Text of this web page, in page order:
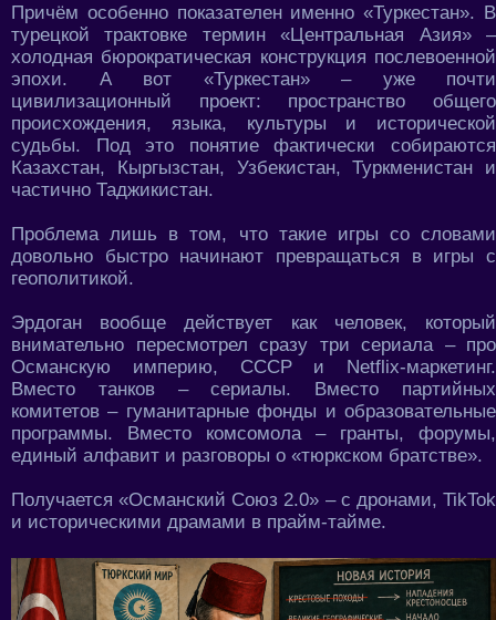
Причём особенно показателен именно «Туркестан». В
турецкой трактовке термин «Центральная Азия» –
холодная бюрократическая конструкция послевоенной
эпохи. А вот «Туркестан» – уже почти
цивилизационный проект: пространство общего
происхождения, языка, культуры и исторической
судьбы. Под это понятие фактически собираются
Казахстан, Кыргызстан, Узбекистан, Туркменистан и
частично Таджикистан.
Проблема лишь в том, что такие игры со словами
довольно быстро начинают превращаться в игры с
геополитикой.
Эрдоган вообще действует как человек, который
внимательно пересмотрел сразу три сериала – про
Османскую империю, СССР и Netflix-маркетинг.
Вместо танков – сериалы. Вместо партийных
комитетов – гуманитарные фонды и образовательные
программы. Вместо комсомола – гранты, форумы,
единый алфавит и разговоры о «тюркском братстве».
Получается «Османский Союз 2.0» – с дронами, TikTok
и историческими драмами в прайм-тайме.